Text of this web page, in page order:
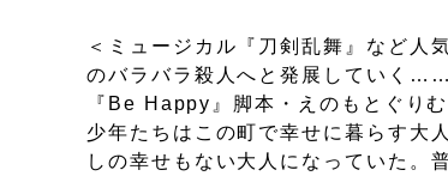
＜ミュージカル『刀剣乱舞』など人
のバラバラ殺人へと発展していく
『Be Happy』脚本・えのもとぐりむ
少年たちはこの町で幸せに暮らす大
しの幸せもない大人になっていた。